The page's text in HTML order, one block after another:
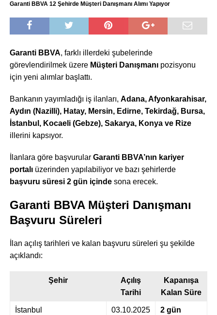
Garanti BBVA 12 Şehirde Müşteri Danışmanı Alımı Yapıyor
Garanti BBVA, farklı illerdeki şubelerinde
görevlendirilmek üzere Müşteri Danışmanı pozisyonu
için yeni alımlar başlattı.
Bankanın yayımladığı iş ilanları, Adana, Afyonkarahisar,
Aydın (Nazilli), Hatay, Mersin, Edirne, Tekirdağ, Bursa,
İstanbul, Kocaeli (Gebze), Sakarya, Konya ve Rize
illerini kapsıyor.
İlanlara göre başvurular Garanti BBVA’nın kariyer
portalı üzerinden yapılabiliyor ve bazı şehirlerde
başvuru süresi 2 gün içinde sona erecek.
Garanti BBVA Müşteri Danışmanı
Başvuru Süreleri
İlan açılış tarihleri ve kalan başvuru süreleri şu şekilde
açıklandı:
Şehir
Açılış
Tarihi
Kapanışa
Kalan Süre
İstanbul 03.10.2025 2 gün